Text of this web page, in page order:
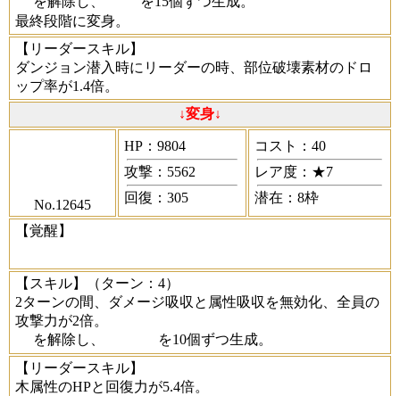
最終段階に変身。
【リーダースキル】
ダンジョン潜入時にリーダーの時、部位破壊素材のドロ
ップ率が1.4倍。
↓変身↓
No.12645
HP：9804
攻撃：5562
回復：305
コスト：40
レア度：★7
潜在：8枠
【覚醒】
【スキル】
（ターン：4）
2ターンの間、ダメージ吸収と属性吸収を無効化、全員の
攻撃力が2倍。
を解除し、
を10個ずつ生成。
【リーダースキル】
木属性のHPと回復力が5.4倍。